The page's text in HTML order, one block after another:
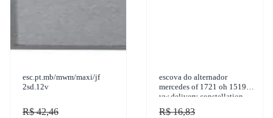
esc.pt.mb/mwm/maxi/jf
2sd.12v
R$ 42,46
escova do alternador
mercedes of 1721 oh 1519
vw delivery constellation
24-250 1950-2017 sulc
R$ 16,83